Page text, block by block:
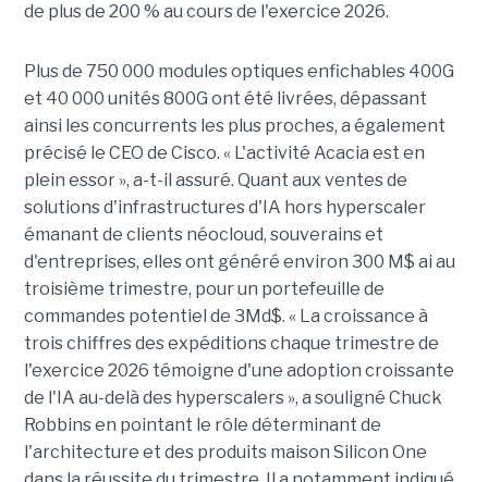
de plus de 200 % au cours de l'exercice 2026.
Plus de 750 000 modules optiques enfichables 400G
et 40 000 unités 800G ont été livrées, dépassant
ainsi les concurrents les plus proches, a également
précisé le CEO de Cisco. « L'activité Acacia est en
plein essor », a-t-il assuré. Quant aux ventes de
solutions d'infrastructures d'IA hors hyperscaler
émanant de clients néocloud, souverains et
d'entreprises, elles ont généré environ 300 M$ ai au
troisième trimestre, pour un portefeuille de
commandes potentiel de 3Md$. « La croissance à
trois chiffres des expéditions chaque trimestre de
l'exercice 2026 témoigne d'une adoption croissante
de l'IA au-delà des hyperscalers », a souligné Chuck
Robbins en pointant le rôle déterminant de
l'architecture et des produits maison Silicon One